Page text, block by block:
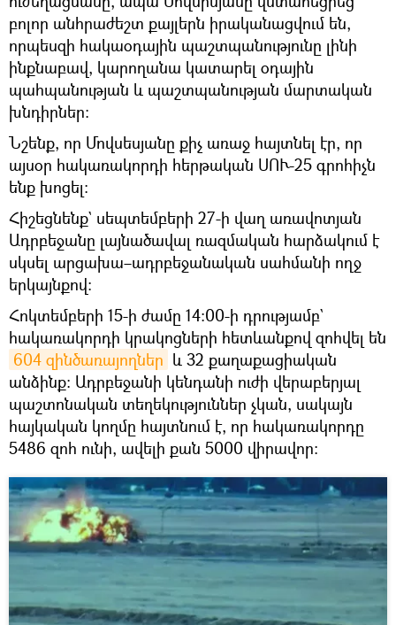
բոլոր անհրաժեշտ քայլերն իրականացվում են,
որպեսզի հակաօդային պաշտպանությունը լինի
ինքնաբավ, կարողանա կատարել օդային
պահպանության և պաշտպանության մարտական
խնդիրներ։
Նշենք, որ Մովսեսյանը քիչ առաջ հայտնել էր, որ
այսօր հակառակորդի հերթական ՍՈՒ-25 գրոհիչն
ենք խոցել։
Հիշեցնենք` սեպտեմբերի 27-ի վաղ առավոտյան
Ադրբեջանը լայնածավալ ռազմական հարձակում է
սկսել արցախա–ադրբեջանական սահմանի ողջ
երկայնքով։
Հոկտեմբերի 15-ի ժամը 14:00-ի դրությամբ`
հակառակորդի կրակոցների հետևանքով զոհվել են
604 զինծառայողներ և 32 քաղաքացիական
անձինք։ Ադրբեջանի կենդանի ուժի վերաբերյալ
պաշտոնական տեղեկություններ չկան, սակայն
հայկական կողմը հայտնում է, որ հակառակորդը
5486 զոհ ունի, ավելի քան 5000 վիրավոր։